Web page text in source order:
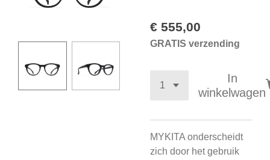
€ 555,00
GRATIS verzending
In
winkelwagen
MYKITA onderscheidt
zich door het gebruik